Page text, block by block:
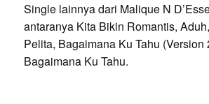
Single lainnya dari Malique N
antaranya Kita Bikin Romantis,
Pelita, Bagaimana Ku Tahu (Version
Bagaimana Ku Tahu.